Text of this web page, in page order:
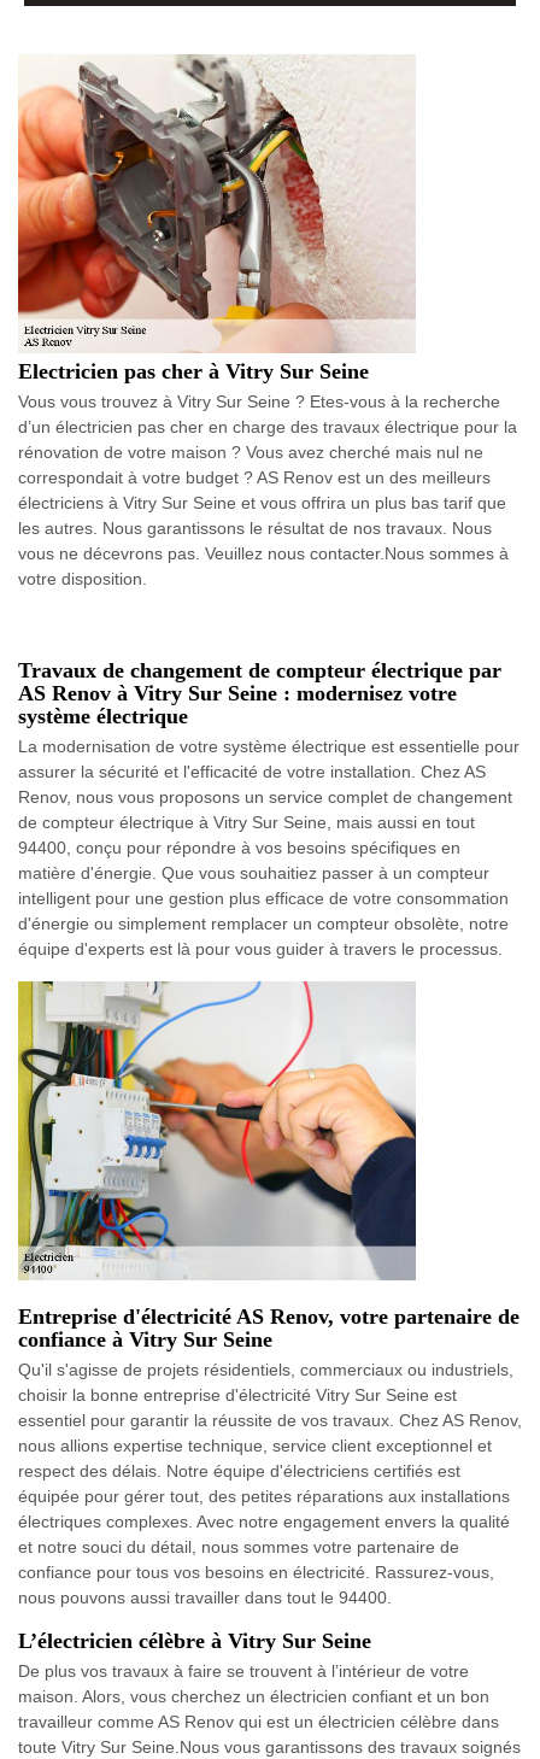
Electricien pas cher à Vitry Sur Seine
Vous vous trouvez à Vitry Sur Seine ? Etes-vous à la recherche
d’un électricien pas cher en charge des travaux électrique pour la
rénovation de votre maison ? Vous avez cherché mais nul ne
correspondait à votre budget ? AS Renov est un des meilleurs
électriciens à Vitry Sur Seine et vous offrira un plus bas tarif que
les autres. Nous garantissons le résultat de nos travaux. Nous
vous ne décevrons pas. Veuillez nous contacter.Nous sommes à
votre disposition.
Travaux de changement de compteur électrique par
AS Renov à Vitry Sur Seine : modernisez votre
système électrique
La modernisation de votre système électrique est essentielle pour
assurer la sécurité et l'efficacité de votre installation. Chez AS
Renov, nous vous proposons un service complet de changement
de compteur électrique à Vitry Sur Seine, mais aussi en tout
94400, conçu pour répondre à vos besoins spécifiques en
matière d'énergie. Que vous souhaitiez passer à un compteur
intelligent pour une gestion plus efficace de votre consommation
d'énergie ou simplement remplacer un compteur obsolète, notre
équipe d'experts est là pour vous guider à travers le processus.
Entreprise d'électricité AS Renov, votre partenaire de
confiance à Vitry Sur Seine
Qu'il s'agisse de projets résidentiels, commerciaux ou industriels,
choisir la bonne entreprise d'électricité Vitry Sur Seine est
essentiel pour garantir la réussite de vos travaux. Chez AS Renov,
nous allions expertise technique, service client exceptionnel et
respect des délais. Notre équipe d'électriciens certifiés est
équipée pour gérer tout, des petites réparations aux installations
électriques complexes. Avec notre engagement envers la qualité
et notre souci du détail, nous sommes votre partenaire de
confiance pour tous vos besoins en électricité. Rassurez-vous,
nous pouvons aussi travailler dans tout le 94400.
L’électricien célèbre à Vitry Sur Seine
De plus vos travaux à faire se trouvent à l’intérieur de votre
maison. Alors, vous cherchez un électricien confiant et un bon
travailleur comme AS Renov qui est un électricien célèbre dans
toute Vitry Sur Seine.Nous vous garantissons des travaux soignés